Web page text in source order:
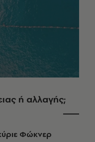
ή αλλαγής;
Φώκνερ